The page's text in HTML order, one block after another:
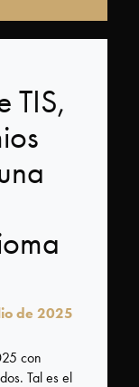
TIS,
de 2025
con
Tal es el